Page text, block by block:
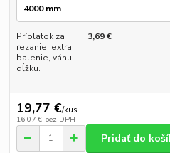
Príplatok za
rezanie, extra
balenie, váhu,
dĺžku.
3,69 €
19,77 €/kus
16,07 € bez DPH
Pridať do